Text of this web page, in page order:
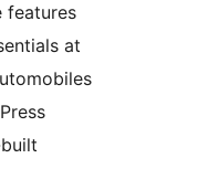
features
at